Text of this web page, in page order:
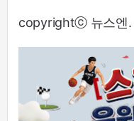
copyrightⓒ 뉴스엔.